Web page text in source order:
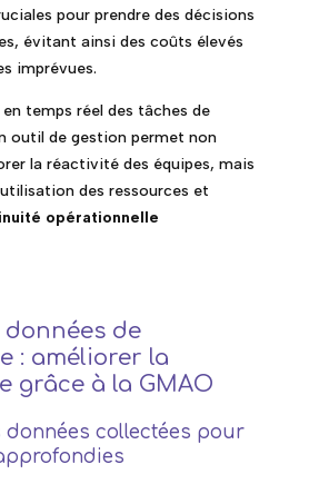
pour prendre des décisions
évitant ainsi des coûts élevés
imprévues.
temps réel des tâches de
outil de gestion permet non
la réactivité des équipes, mais
des ressources et
opérationnelle
données de
: améliorer la
grâce à la GMAO
collectées pour